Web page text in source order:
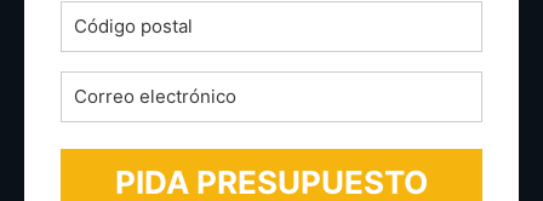
Código
postal
*Correo
electrónico
*